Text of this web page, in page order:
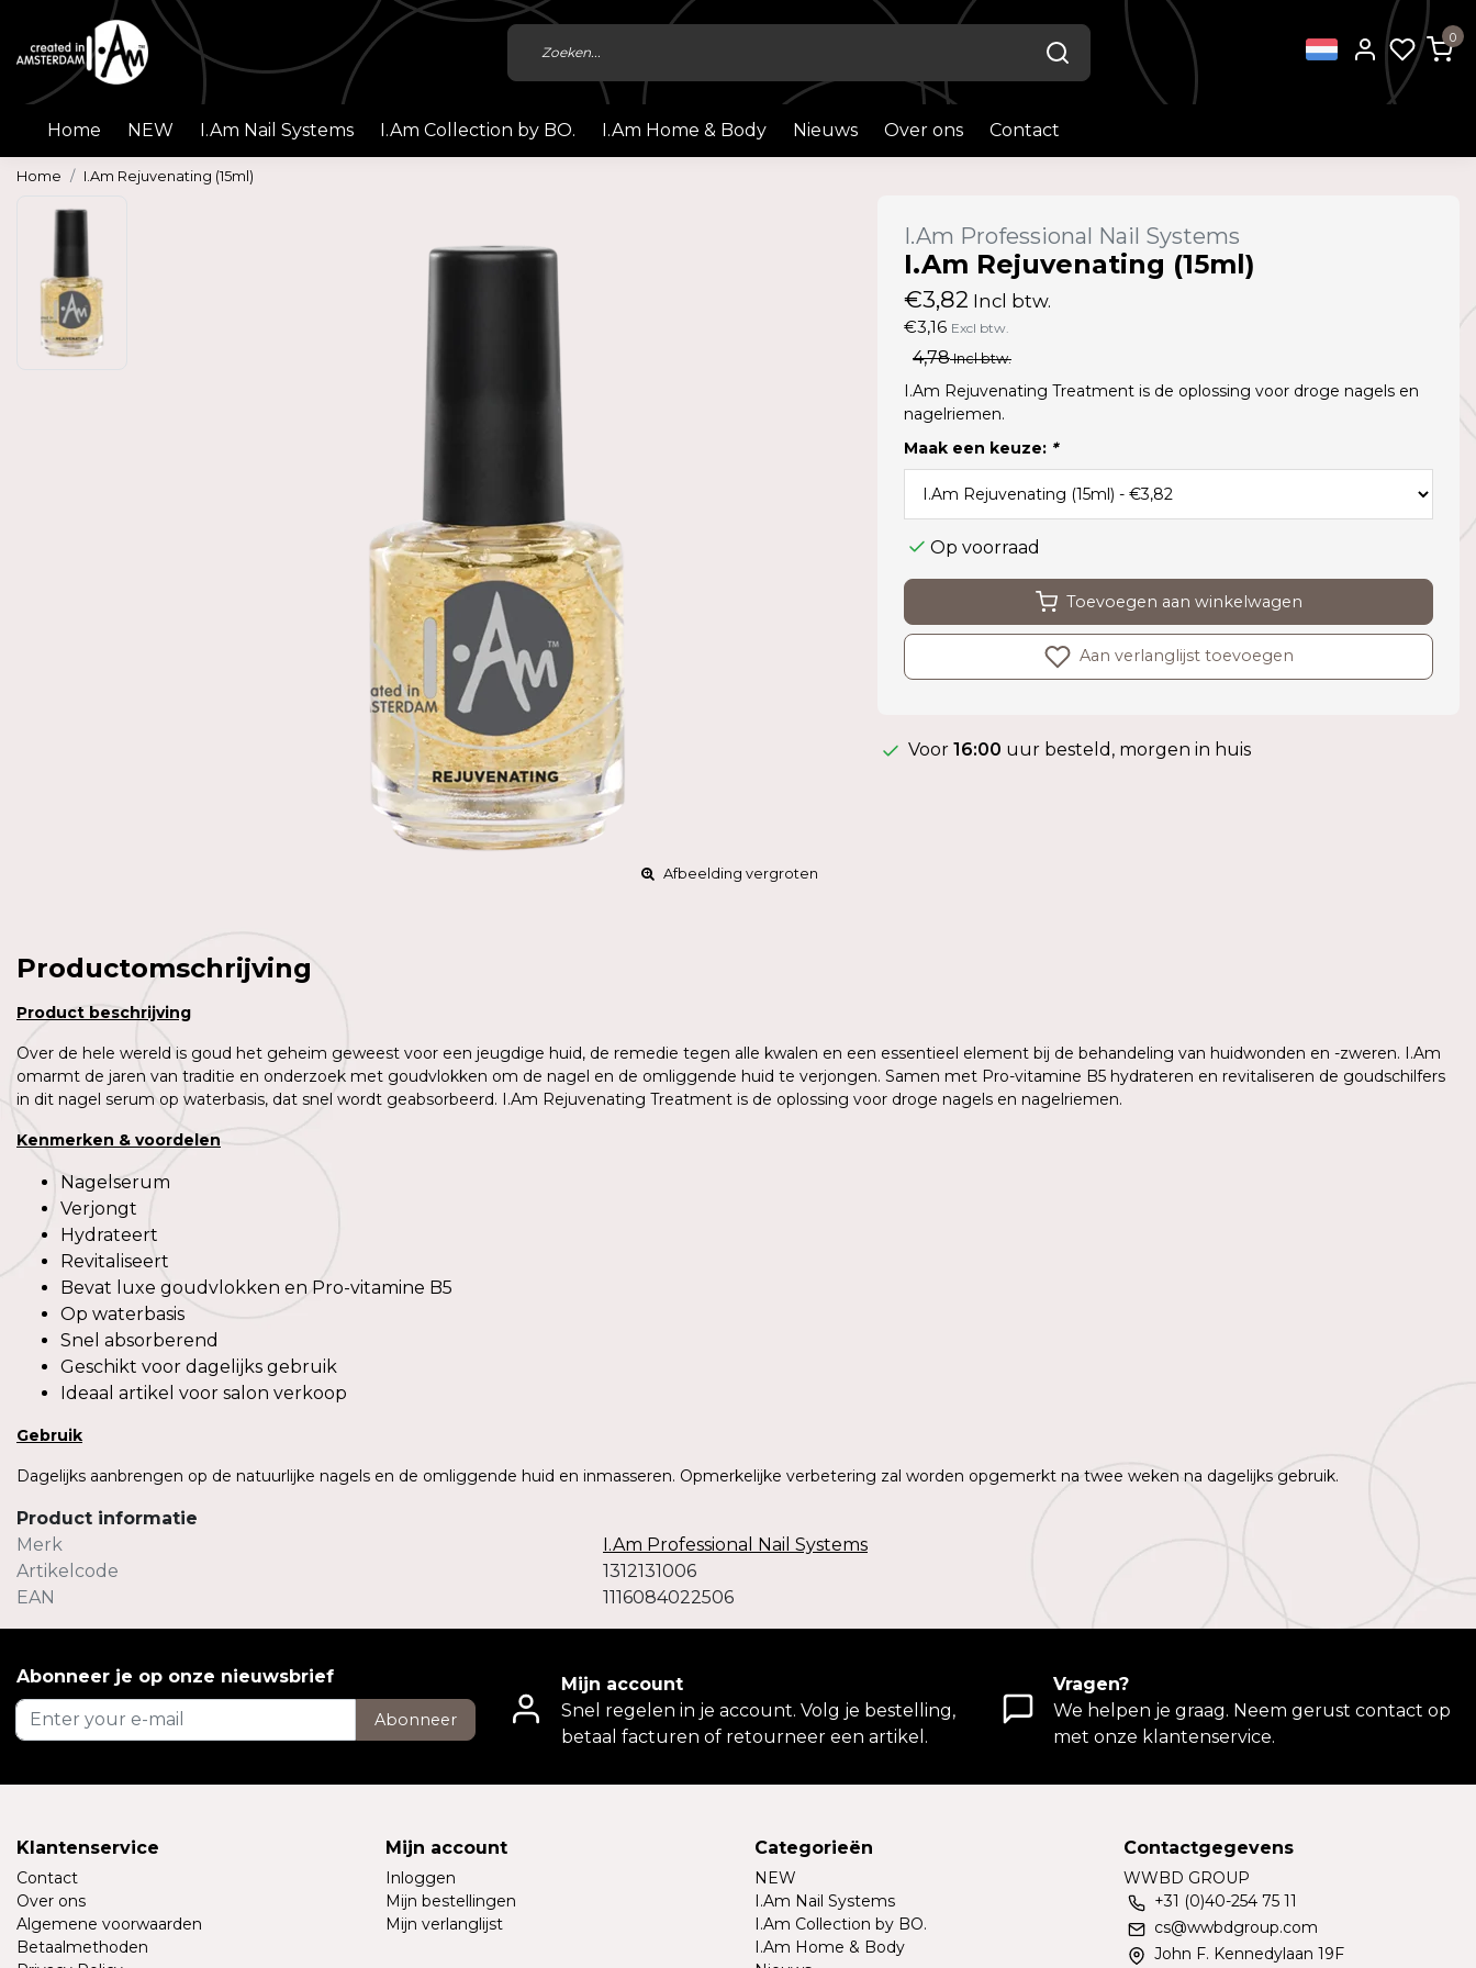
0
Home NEW I.Am Nail Systems I.Am Collection by BO. I.Am Home & Body Nieuws Over ons Contact
Home I.Am Rejuvenating (15ml)
Afbeelding vergroten
I.Am Professional Nail Systems
I.Am Rejuvenating (15ml)
€3,82 Incl btw.
€3,16 Excl btw.
4,78Incl btw.
I.Am Rejuvenating Treatment is de oplossing voor droge nagels en
nagelriemen.
Maak een keuze: *
Op voorraad
Toevoegen aan winkelwagen
Aan verlanglijst toevoegen
Voor 16:00 uur besteld, morgen in huis
Productomschrijving
Product beschrijving
Over de hele wereld is goud het geheim geweest voor een jeugdige huid, de remedie tegen alle kwalen en een essentieel element bij de behandeling van huidwonden en -zweren. I.Am
omarmt de jaren van traditie en onderzoek met goudvlokken om de nagel en de omliggende huid te verjongen. Samen met Pro-vitamine B5 hydrateren en revitaliseren de goudschilfers
in dit nagel serum op waterbasis, dat snel wordt geabsorbeerd. I.Am Rejuvenating Treatment is de oplossing voor droge nagels en nagelriemen.
Kenmerken & voordelen
Nagelserum
Verjongt
Hydrateert
Revitaliseert
Bevat luxe goudvlokken en Pro-vitamine B5
Op waterbasis
Snel absorberend
Geschikt voor dagelijks gebruik
Ideaal artikel voor salon verkoop
Gebruik
Dagelijks aanbrengen op de natuurlijke nagels en de omliggende huid en inmasseren. Opmerkelijke verbetering zal worden opgemerkt na twee weken na dagelijks gebruik.
Product informatie
Merk
I.Am Professional Nail Systems
Artikelcode
1312131006
EAN
1116084022506
Abonneer je op onze nieuwsbrief
Abonneer
Mijn account
Snel regelen in je account. Volg je bestelling,
betaal facturen of retourneer een artikel.
Vragen?
We helpen je graag. Neem gerust contact op
met onze klantenservice.
Klantenservice
Contact
Over ons
Algemene voorwaarden
Betaalmethoden
Mijn account
Inloggen
Mijn bestellingen
Mijn verlanglijst
Categorieën
NEW
I.Am Nail Systems
I.Am Collection by BO.
I.Am Home & Body
Contactgegevens
WWBD GROUP
+31 (0)40-254 75 11
cs@wwbdgroup.com
John F. Kennedylaan 19F